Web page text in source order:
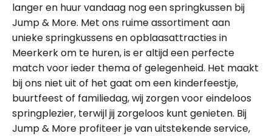
langer en huur vandaag nog een springkussen bij
Jump & More. Met ons ruime assortiment aan
unieke springkussens en opblaasattracties in
Meerkerk om te huren, is er altijd een perfecte
match voor ieder thema of gelegenheid. Het maakt
bij ons niet uit of het gaat om een kinderfeestje,
buurtfeest of familiedag, wij zorgen voor eindeloos
springplezier, terwijl jij zorgeloos kunt genieten. Bij
Jump & More profiteer je van uitstekende service,